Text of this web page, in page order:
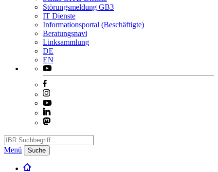
Störungsmeldung GB3
IT Dienste
Informationsportal (Beschäftigte)
Beratungsnavi
Linksammlung
DE
EN
Menü Suche